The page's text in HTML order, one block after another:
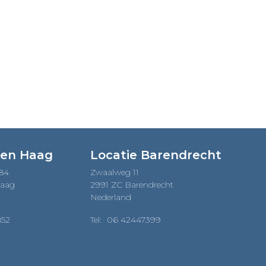
Haag Locatie Barendrecht
Zwaalweg 11
2991 ZC Barendrecht
Nederland
Tel: 06 42447399